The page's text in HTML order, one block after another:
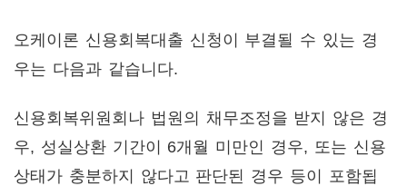
오케이론 신용회복대출 신청이 부결될 수 있는 경
우는 다음과 같습니다.
신용회복위원회나 법원의 채무조정을 받지 않은 경
우, 성실상환 기간이 6개월 미만인 경우, 또는 신용
상태가 충분하지 않다고 판단된 경우 등이 포함됩